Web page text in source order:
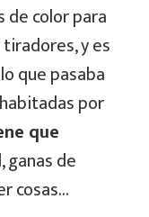
de color para
y es
que pasaba
por
que
ganas de
cosas…